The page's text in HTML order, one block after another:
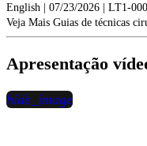
English | 07/23/2026 | LT1-
Veja Mais Guias de técnicas
Apresentação
hide_image